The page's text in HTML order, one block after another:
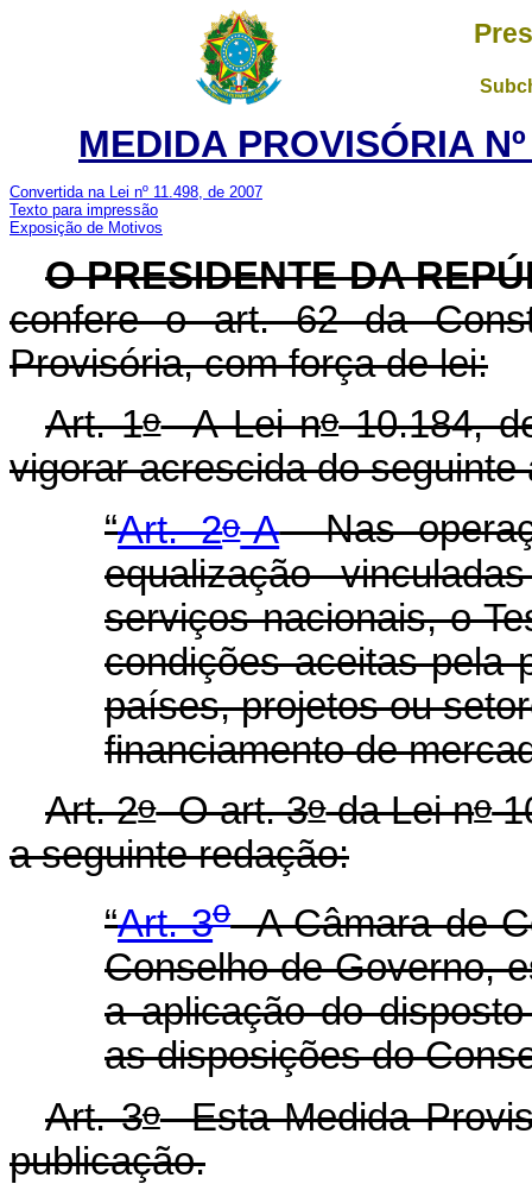
MEDIDA PROVISÓRIA
Convertida na Lei nº 11.498, de 2007
Texto para impressão
Exposição de Motivos
O PRESIDENTE DA
confere o art. 62 da
Provisória, com força de lei:
Art. 1oA Lei no10.184,
vigorar acrescida do seguinte
“Art. 2o-ANas
equalização
serviços nacionais, o
condições aceitas pela
países, projetos ou
financiamento de
Art. 2oO art. 3oda Lei no
a seguinte redação:
“Art. 3oA Câmara de
Conselho de Governo,
a aplicação do
as disposições do
Art. 3oEsta Medida
publicação.